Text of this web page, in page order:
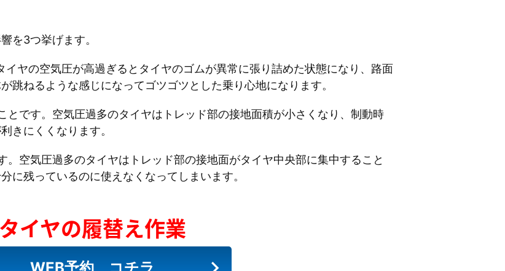
を3つ挙げます。
ヤの空気圧が高過ぎるとタイヤのゴムが異常に張り詰めた状態になり、路面
跳ねるような感じになってゴツゴツとした乗り心地になります。
とです。空気圧過多のタイヤはトレッド部の接地面積が小さくなり、制動時
きにくくなります。
空気圧過多のタイヤはトレッド部の接地面がタイヤ中央部に集中すること
に残っているのに使えなくなってしまいます。
タイヤの履替え作業